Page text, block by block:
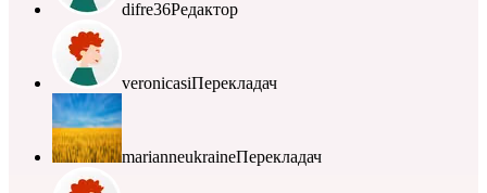
difre36Редактор
veronicasiПерекладач
marianneukraineПерекладач